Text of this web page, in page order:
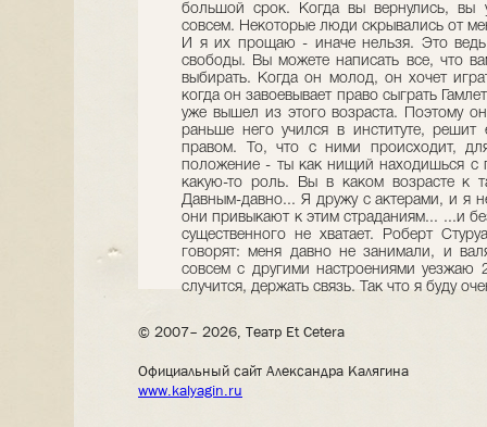
большой срок. Когда вы вернулись, вы
совсем. Некоторые люди скрывались от
И я их прощаю - иначе нельзя. Это
свободы. Вы можете написать все, что
выбирать. Когда он молод, он хочет
когда он завоевывает право сыграть
уже вышел из этого возраста. Поэтому
раньше него учился в институте, решит
правом. То, что с ними происходит,
положение - ты как нищий находишься с
какую-то роль. Вы в каком возрасте к
Давным-давно... Я дружу с актерами, и я
они привыкают к этим страданиям... ...и
существенного не хватает. Роберт
говорят: меня давно не занимали, и
совсем с другими настроениями уезжаю
случится, держать связь. Так что я буду
© 2007– 2026, Театр Et Cetera
Официальный сайт Александра Калягина
www.kalyagin.ru